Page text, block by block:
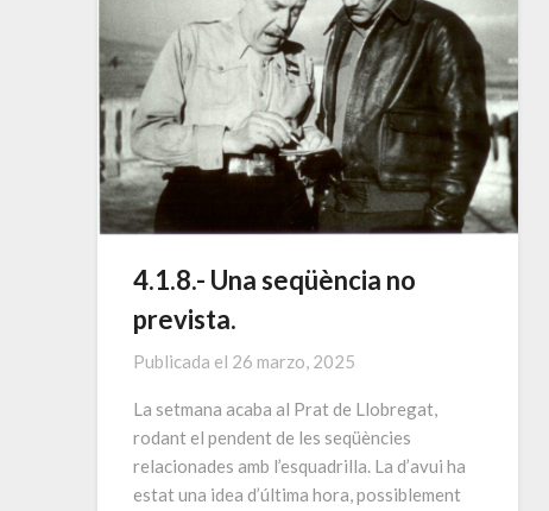
4.1.8.- Una seqüència no
prevista.
Publicada el 26 marzo, 2025
La setmana acaba al Prat de Llobregat,
rodant el pendent de les seqüències
relacionades amb l’esquadrilla. La d’avui ha
estat una idea d’última hora, possiblement